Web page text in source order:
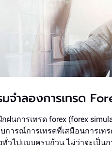
มจำลองการเทรด
ฝนการเทรด forex (forex
การณ์การเทรดที่เสมือนการเ
วไปแบบครบถ้วน ไม่ว่าจะเป็น